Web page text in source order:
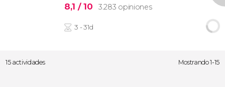
8,1 / 10 3.283 opiniones
3 - 31d
15 actividades Mostrando 1-15